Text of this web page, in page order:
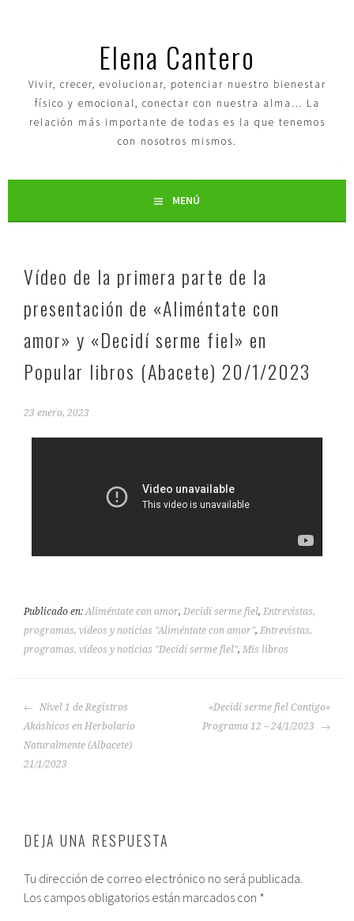
Elena Cantero
Vivir, crecer, evolucionar, potenciar nuestro bienestar
físico y emocional, conectar con nuestra alma… La
relación más importante de todas es la que tenemos
con nosotros mismos.
MENÚ
Vídeo de la primera parte de la
presentación de «Aliméntate con
amor» y «Decidí serme fiel» en
Popular libros (Abacete) 20/1/2023
23 enero, 2023
Publicado en:Aliméntate con amor,Decidí serme fiel,Entrevistas,
programas, vídeos y noticias "Aliméntate con amor",Entrevistas,
programas, vídeos y noticias "Decidí serme fiel",Mis libros
Nivel 1 de Registros
Akáshicos en Herbolario
Naturalmente (Albacete)
21/1/2023
«Decidí serme fiel Contigo»
Programa 12 – 24/1/2023
DEJA UNA RESPUESTA
Tu dirección de correo electrónico no será publicada.
Los campos obligatorios están marcados con *